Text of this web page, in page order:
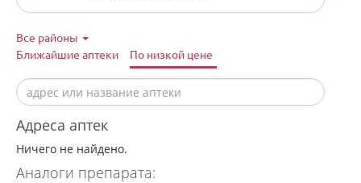
Все районы
Ближайшие аптеки
По низкой цене
Адреса аптек
Ничего не найдено.
Аналоги препарата: